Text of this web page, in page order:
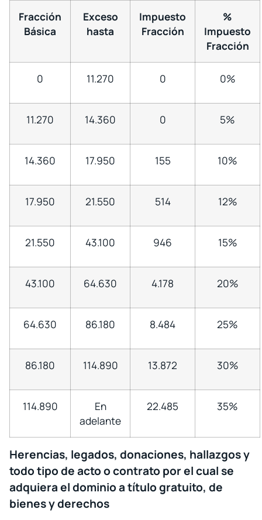
Fracción
Básica
Exceso
hasta
Impuesto
Fracción
%
Impuesto
Fracción
0 11.270 0 0%
11.270 14.360 0 5%
14.360 17.950 155 10%
17.950 21.550 514 12%
21.550 43.100 946 15%
43.100 64.630 4.178 20%
64.630 86.180 8.484 25%
86.180 114.890 13.872 30%
114.890
En
adelante
22.485 35%
Herencias, legados, donaciones, hallazgos y
todo tipo de acto o contrato por el cual se
adquiera el dominio a título gratuito, de
bienes y derechos